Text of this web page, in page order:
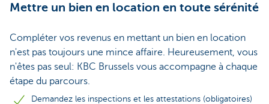
Mettre un bien en location en toute sérénité
Compléter vos revenus en mettant un bien en location
n'est pas toujours une mince affaire. Heureusement, vous
n'êtes pas seul: KBC Brussels vous accompagne à chaque
étape du parcours.
Demandez les inspections et les attestations (obligatoires)